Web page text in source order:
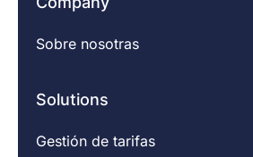
Sobre nosotras
Solutions
Gestión de tarifas